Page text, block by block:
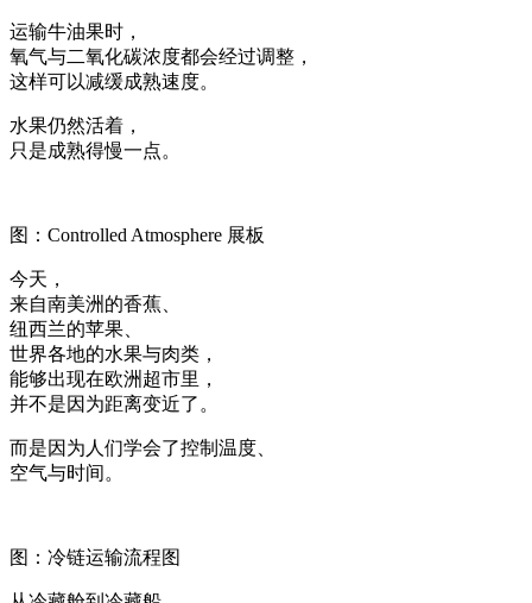
运输牛油果时，
氧气与二氧化碳浓度都会经过调整，
这样可以减缓成熟速度。
水果仍然活着，
只是成熟得慢一点。
图：Controlled Atmosphere 展板
今天，
来自南美洲的香蕉、
纽西兰的苹果、
世界各地的水果与肉类，
能够出现在欧洲超市里，
并不是因为距离变近了。
而是因为人们学会了控制温度、
空气与时间。
图：冷链运输流程图